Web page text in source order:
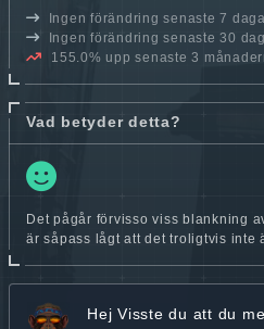
Ingen förändring senaste 7
Ingen förändring senaste 30
155.0% upp senaste 3
Vad betyder detta?
Det pågår förvisso viss blankning
är såpass lågt att det troligtvis inte
Hej Visste du att du